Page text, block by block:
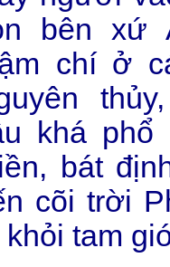
bên xứ
chí ở
khá
bát
cõi trời
khỏi tam